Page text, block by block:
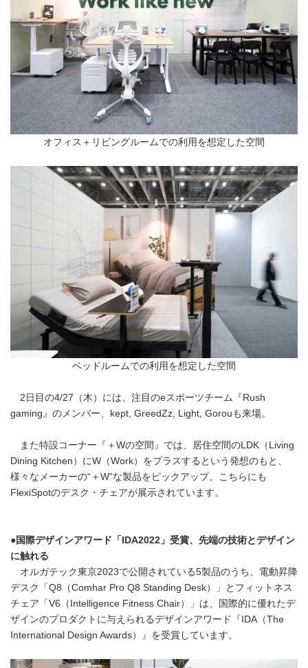
オフィス＋リビングルームでの利用を想定した空間
ベッドルームでの利用を想定した空間
2日目の4/27（木）には、注目のeスポーツチーム『Rush
gaming』のメンバー、kept, GreedZz, Light, Gorouも来場。
また特設コーナー『＋Wの空間』では、居住空間のLDK（Living
Dining Kitchen）にW（Work）をプラスするという発想のもと、
様々なメーカーの“＋W”な製品をピックアップ。こちらにも
FlexiSpotのデスク・チェアが展示されています。
●国際デザインアワード「IDA2022 」受賞、先端の技術とデザイン
に触れる
オルガテック東京2023で公開されている5製品のうち、電動昇降
デスク「Q8（Comhar Pro Q8 Standing Desk）」とフィットネス
チェア「V6（Intelligence Fitness Chair）」は、国際的に優れたデ
ザインのプロダクトに与えられるデザインアワード『IDA（The
International Design Awards）』を受賞しています。